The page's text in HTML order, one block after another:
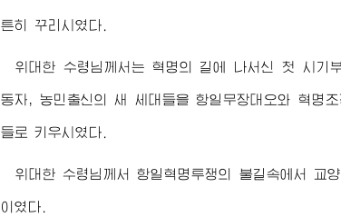
튼히 꾸리시였다.
위대한 수령님께서 는 혁명의 길에 나서신 첫 시기
동자, 농민출신의 새 세대들을 항일무장대오와 혁명
들로 키우시였다.
위대한 수령님께서 항일혁명투쟁의 불길속에서 교
이였다.